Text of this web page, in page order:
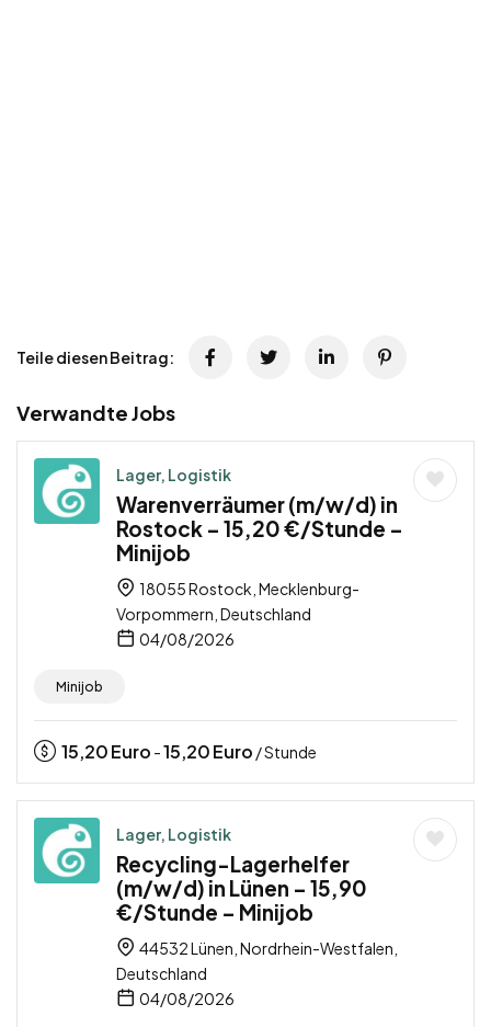
Teile diesen Beitrag:
Verwandte Jobs
Lager, Logistik
Warenverräumer (m/w/d) in
Rostock – 15,20 €/Stunde –
Minijob
18055 Rostock, Mecklenburg-
Vorpommern, Deutschland
04/08/2026
Minijob
15,20Euro -15,20Euro / Stunde
Lager, Logistik
Recycling-Lagerhelfer
(m/w/d) in Lünen – 15,90
€/Stunde – Minijob
44532 Lünen, Nordrhein-Westfalen,
Deutschland
04/08/2026